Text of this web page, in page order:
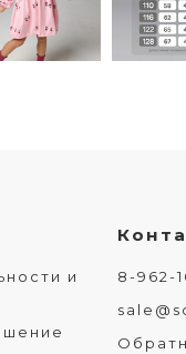
и
8-962-